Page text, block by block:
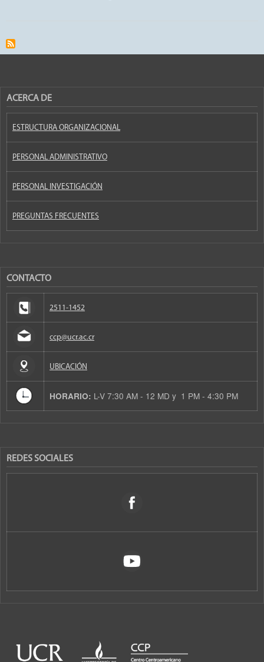
ACERCA DE
ESTRUCTURA ORGANIZACIONAL
PERSONAL ADMINISTRATIVO
PERSONAL INVESTIGACIÓN
PREGUNTAS FRECUENTES
CONTACTO
2511-1452
ccp@ucr.ac.cr
UBICACIÓN
HORARIO: L-V 7:30 AM - 12 MD y 1 PM - 4:30 PM
REDES SOCIALES